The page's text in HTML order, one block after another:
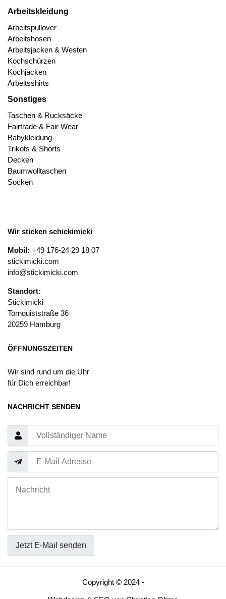
Arbeitskleidung
Arbeitspullover
Arbeitshosen
Arbeitsjacken & Westen
Kochschürzen
Kochjacken
Arbeitsshirts
Sonstiges
Taschen & Rucksäcke
Fairtrade & Fair Wear
Babykleidung
Trikots & Shorts
Decken
Baumwolltaschen
Socken
Wir sticken schickimicki
Mobil: +49 176-24 29 18 07
stickimicki.com
info@stickimicki.com
Standort:
Stickimicki
Tornquiststraße 36
20259 Hamburg
ÖFFNUNGSZEITEN
Wir sind rund um die Uhr
für Dich erreichbar!
NACHRICHT SENDEN
Jetzt E-Mail senden
Copyright © 2024 -